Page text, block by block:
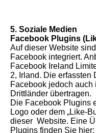
5. Soziale Medien
Facebook Plugins
Auf dieser Website
Facebook integriert.
Facebook Ireland
2, Irland. Die erfassten
Facebook jedoch
Drittländer übertragen.
Die Facebook Plugins
Logo oder dem „Like-
dieser Website. Eine
Plugins finden Sie hier: